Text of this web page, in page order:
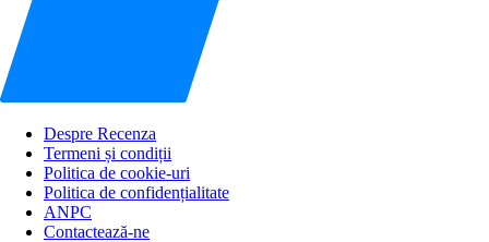
Despre Recenza
Termeni și condiții
Politica de cookie-uri
Politica de confidențialitate
ANPC
Contactează-ne